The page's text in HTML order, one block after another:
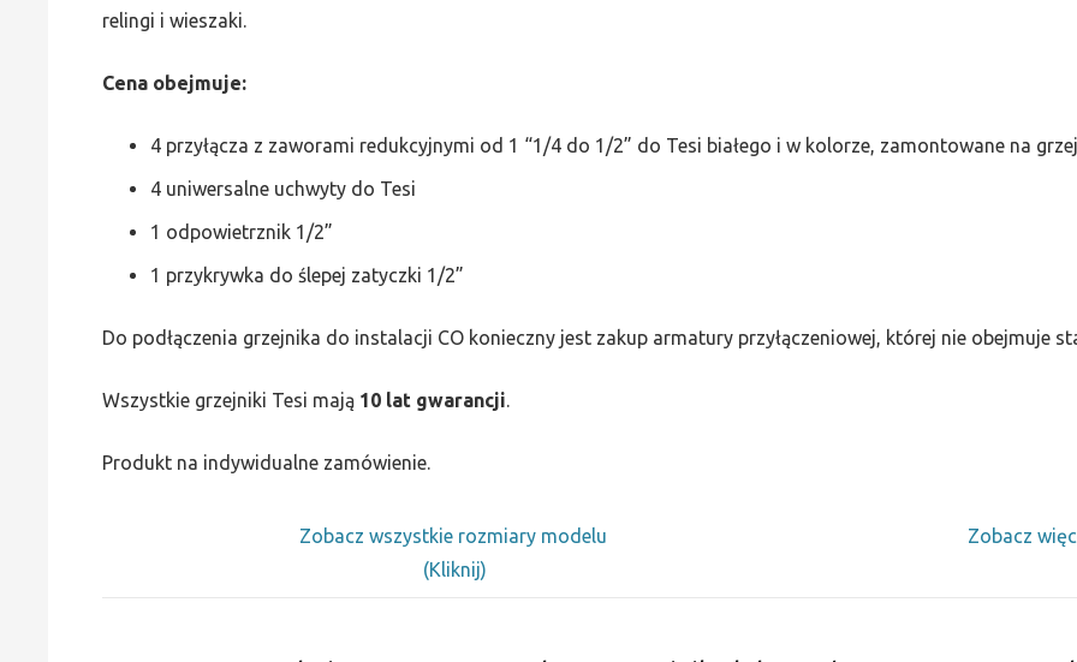
relingi i wieszaki.
Cena obejmuje:
4 przyłącza z zaworami redukcyjnymi od 1 “1/4 do 1/2” do Tesi białego i w kolorze, zamontowane na
4 uniwersalne uchwyty do Tesi
1 odpowietrznik 1/2”
1 przykrywka do ślepej zatyczki 1/2”
Do podłączenia grzejnika do instalacji CO konieczny jest zakup armatury przyłączeniowej, której nie obejmuje
Wszystkie grzejniki Tesi mają 10 lat gwarancji.
Produkt na indywidualne zamówienie.
Zobacz wszystkie rozmiary modelu
(Kliknij)
Zobacz